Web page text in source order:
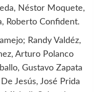
Néstor Moquete,
Roberto Confident.
Randy Valdéz,
Arturo Polanco
Gustavo Zapata
Jesús, José Prida